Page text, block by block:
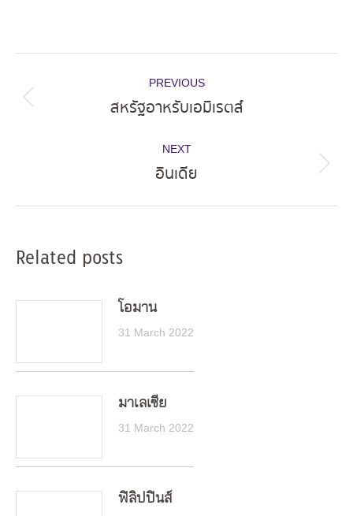
navigation
PREVIOUS
Previous
สหรัฐอาหรับเอมิเรตส์
NEXT
Next
อินเดีย
Related posts
โอมาน
31 March 2022
มาเลเซีย
31 March 2022
ฟิลิปปินส์